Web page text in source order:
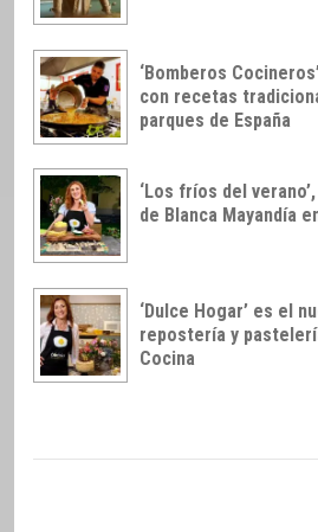
‘Bomberos
con recetas
parques de España
‘Los fríos del
de Blanca Mayandía
‘Dulce Hogar’ es el
repostería y
Cocina